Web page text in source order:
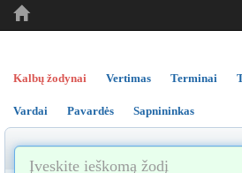
Kalbų žodynai Vertimas Terminai
Vardai Pavardės Sapnininkas